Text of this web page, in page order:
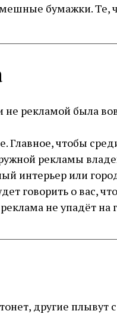
бумажки. Те,
не рекламой была
Главное, чтобы
рекламы
интерьер или
говорить о вас,
не упадёт на
другие